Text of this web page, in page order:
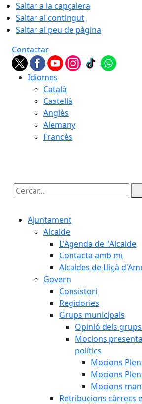
Saltar a la capçalera
Saltar al contingut
Saltar al peu de pàgina
Contactar
Idiomes
Català
Castellà
Anglès
Alemany
Francès
Cercar:
Ajuntament
Alcalde
L'Agenda de l'Alcalde
Contacta amb mi
Alcaldes de Lliçà
Govern
Consistori
Regidories
Grups municipals
Opinió dels
Mocions
polítics
Mocions
Mocions
Mocions
Retribucions càrrecs